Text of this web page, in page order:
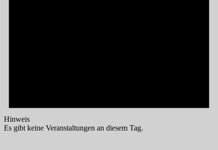
Hinweis
Es gibt keine Veranstaltungen an diesem Tag.